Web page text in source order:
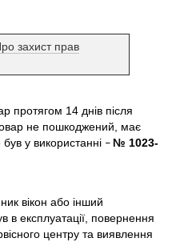
захист прав
протягом 14 днів після
не пошкоджений, має
у використанні – № 1023-
вікон або інший
в експлуатації, повернення
центру та виявлення